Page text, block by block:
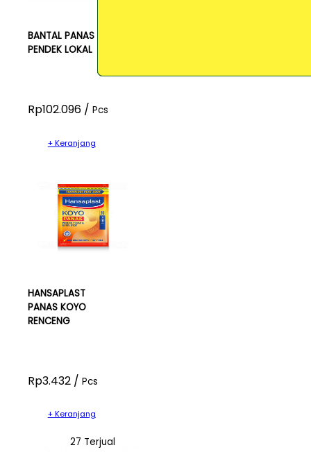
BANTAL PANAS
PENDEK LOKAL
Rp102.096 / Pcs
+ Keranjang
HANSAPLAST
PANAS KOYO
RENCENG
Rp3.432 / Pcs
+ Keranjang
27 Terjual